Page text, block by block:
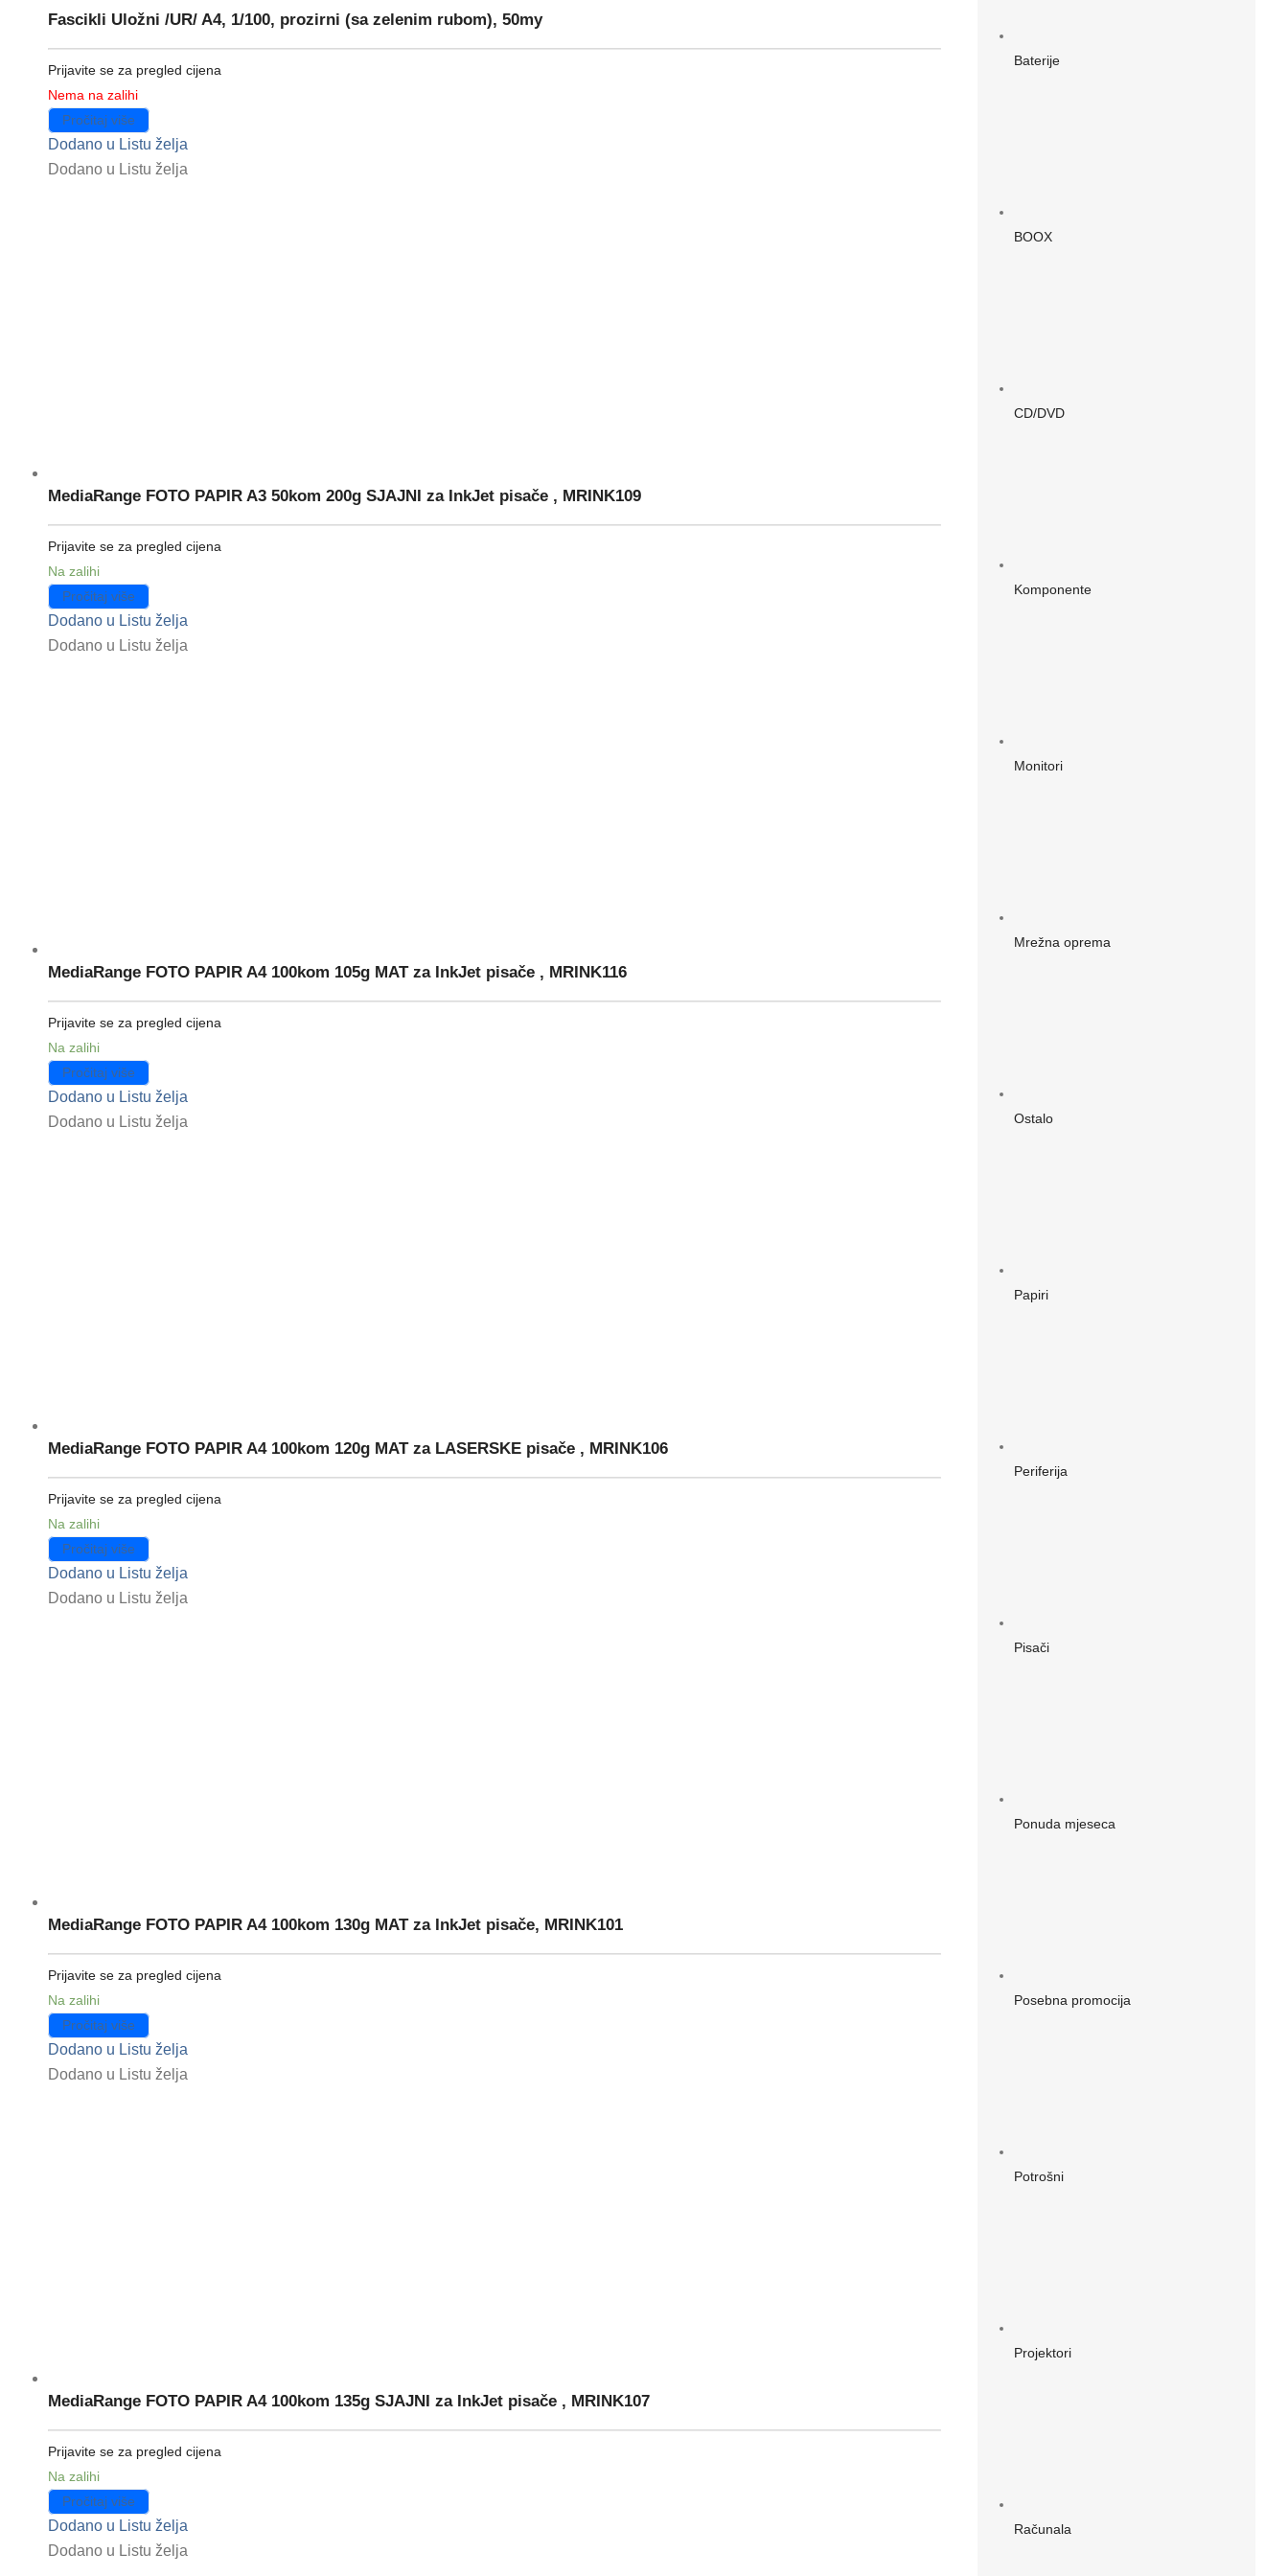
Fascikli Uložni /UR/ A4, 1/100, prozirni (sa zelenim rubom), 50my
Prijavite se za pregled cijena
Nema na zalihi
Pročitaj više
Dodano u Listu želja
Dodano u Listu želja
MediaRange FOTO PAPIR A3 50kom 200g SJAJNI za InkJet pisače , MRINK109
Prijavite se za pregled cijena
Na zalihi
Pročitaj više
Dodano u Listu želja
Dodano u Listu želja
MediaRange FOTO PAPIR A4 100kom 105g MAT za InkJet pisače , MRINK116
Prijavite se za pregled cijena
Na zalihi
Pročitaj više
Dodano u Listu želja
Dodano u Listu želja
MediaRange FOTO PAPIR A4 100kom 120g MAT za LASERSKE pisače , MRINK106
Prijavite se za pregled cijena
Na zalihi
Pročitaj više
Dodano u Listu želja
Dodano u Listu želja
MediaRange FOTO PAPIR A4 100kom 130g MAT za InkJet pisače, MRINK101
Prijavite se za pregled cijena
Na zalihi
Pročitaj više
Dodano u Listu želja
Dodano u Listu želja
MediaRange FOTO PAPIR A4 100kom 135g SJAJNI za InkJet pisače , MRINK107
Prijavite se za pregled cijena
Na zalihi
Pročitaj više
Dodano u Listu želja
Dodano u Listu želja
Baterije
BOOX
CD/DVD
Komponente
Monitori
Mrežna oprema
Ostalo
Papiri
Periferija
Pisači
Ponuda mjeseca
Posebna promocija
Potrošni
Projektori
Računala